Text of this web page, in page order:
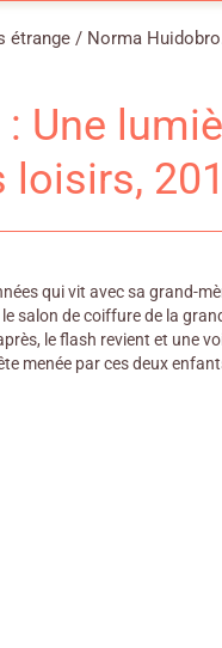
étrange / Norma
: Une
loisirs,
qui vit avec sa grand-
salon de coiffure de la
le flash revient et une
menée par ces deux